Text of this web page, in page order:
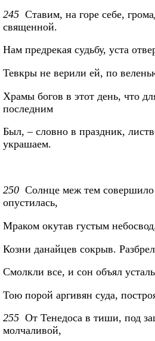
245 Ставим, на горе себе,
священной.
Нам предрекая судьбу, уста
Тевкры не верили ей, по
Храмы богов в этот день, что
последним
Был, – словно в праздник,
украшаем.
250 Солнце меж тем
опустилась,
Мраком окутав густым
Козни данайцев сокрыв.
Смолкли все, и сон объял
Тою порой аргивян суда,
255 От Тенедоса в тиши, под
молчаливой,